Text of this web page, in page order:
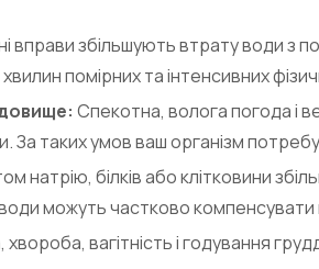
вправи збільшують втрату води з
помірних та інтенсивних
Спекотна, волога погода і
таких умов ваш організм
натрію, білків або клітковини
можуть частково компенсувати
вагітність і годування